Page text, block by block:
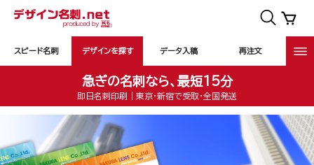
スピード名刺 デザインを探す データ入稿 再注文
急ぎの名刺なら、最短15分
即日名刺印刷｜東京・新宿で受取・全国発送